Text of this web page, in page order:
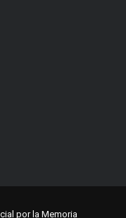
por la Memoria